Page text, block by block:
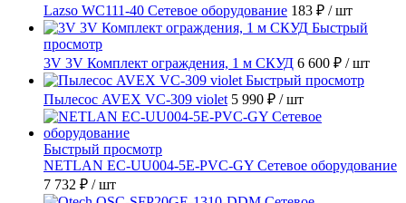
Lazso WC111-40 Сетевое оборудование 183 ₽ / шт
Быстрый
просмотр
3V 3V Комплект ограждения, 1 м СКУД 6 600 ₽ / шт
Быстрый просмотр
Пылесос AVEX VC-309 violet 5 990 ₽ / шт
Быстрый просмотр
NETLAN EC-UU004-5E-PVC-GY Сетевое оборудование
7 732 ₽ / шт